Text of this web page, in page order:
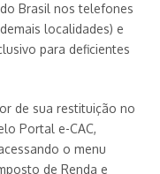
Brasil nos telefones
localidades) e
para deficientes
de sua restituição no
Portal e-CAC,
o menu
de Renda e